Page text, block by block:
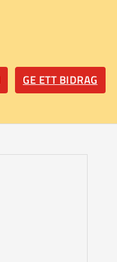
GE ETT BIDRAG